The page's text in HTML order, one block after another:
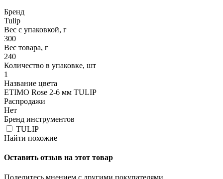
Бренд
Tulip
Вес с упаковкой, г
300
Вес товара, г
240
Количество в упаковке, шт
1
Название цвета
ETIMO Rose 2-6 мм TULIP
Распродажи
Нет
Бренд инструментов
TULIP
Найти похожие
Оставить отзыв на этот товар
Поделитесь мнением с другими покупателями